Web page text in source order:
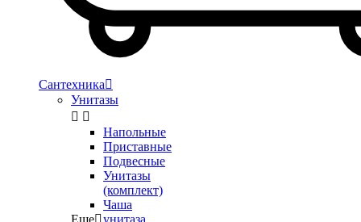
Сантехника
Унитазы
 
Напольные
Приставные
Подвесные
Унитазы
(комплект)
Чаша
унитаза
Еще